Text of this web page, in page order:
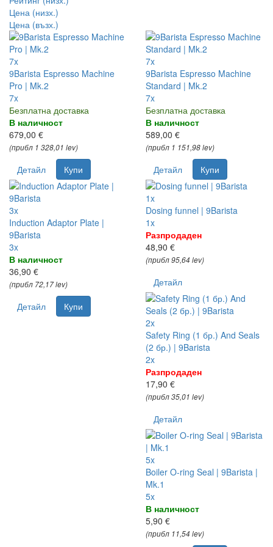
Цена (низх.)
Цена (възх.)
7x
9Barista Espresso Machine
Pro | Mk.2
7x
Безплатна доставка
В наличност
679,00 €
(прибл 1 328,01 lev)
Детайл Купи
7x
9Barista Espresso Machine
Standard | Mk.2
7x
Безплатна доставка
В наличност
589,00 €
(прибл 1 151,98 lev)
Детайл Купи
3x
Induction Adaptor Plate |
9Barista
3x
В наличност
36,90 €
(прибл 72,17 lev)
Детайл Купи
1x
Dosing funnel | 9Barista
1x
Разпродаден
48,90 €
(прибл 95,64 lev)
Детайл
2x
Safety Ring (1 бр.) And Seals
(2 бр.) | 9Barista
2x
Разпродаден
17,90 €
(прибл 35,01 lev)
Детайл
5x
Boiler O-ring Seal | 9Barista |
Mk.1
5x
В наличност
5,90 €
(прибл 11,54 lev)